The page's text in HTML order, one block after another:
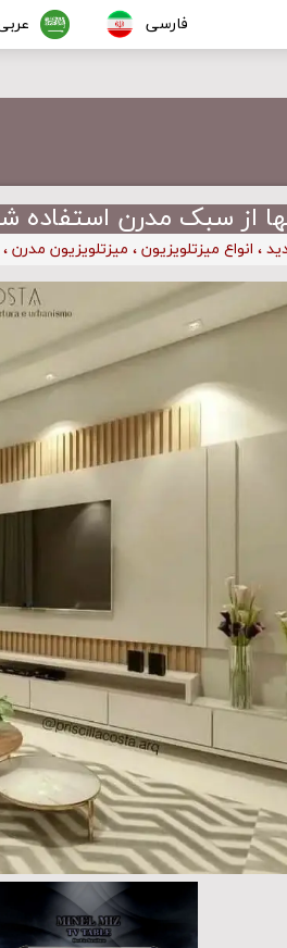
فارسی
از سبک مدرن
، انواع میزتلویزیون، میزتلویزیون مدرن،